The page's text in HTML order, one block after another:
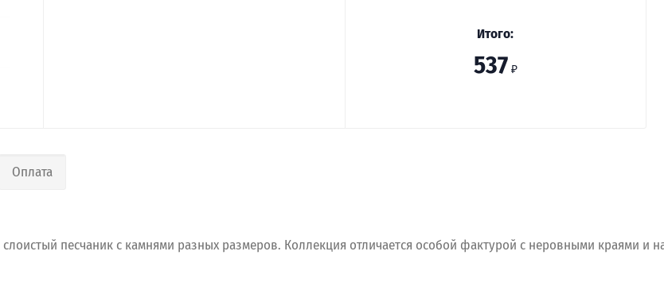
Итого:
537 ₽
Оплата
слоистый песчаник с камнями разных размеров. Коллекция отличается особой фактурой с неровными краями и